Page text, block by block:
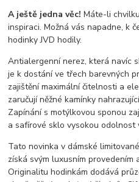
A ještě jedna věc! Máte-li
inspiraci. Možná vás napadne, k
hodinky JVD hodily.
Antialergenní nerez, která navíc
je k dostání ve třech barevných
zajištění maximální čitelnosti a
zaručují něžné kamínky
Zapínání s motýlkovou sponou
a safírové sklo vysokou odolnost
Tato novinka v dámské
získá svým luxusním
Originalitu hodinkám dodává